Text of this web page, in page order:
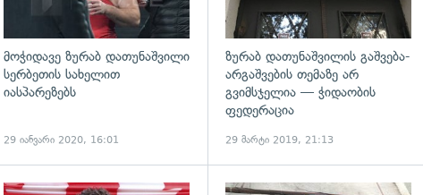
მოჭიდავე ზურაბ დათუნაშვილი
სერბეთის სახელით
იასპარეზებს
29 იანვარი 2020, 16:01
ზურაბ დათუნაშვილის გაშვება-
არგაშვების თემაზე არ
გვიმსჯელია — ჭიდაობის
ფედერაცია
29 მარტი 2019, 21:13